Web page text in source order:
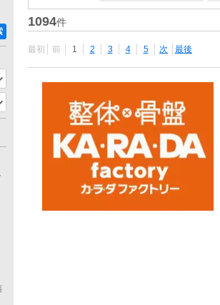
1094件
最初 前 1 2 3 4 5 次 最後